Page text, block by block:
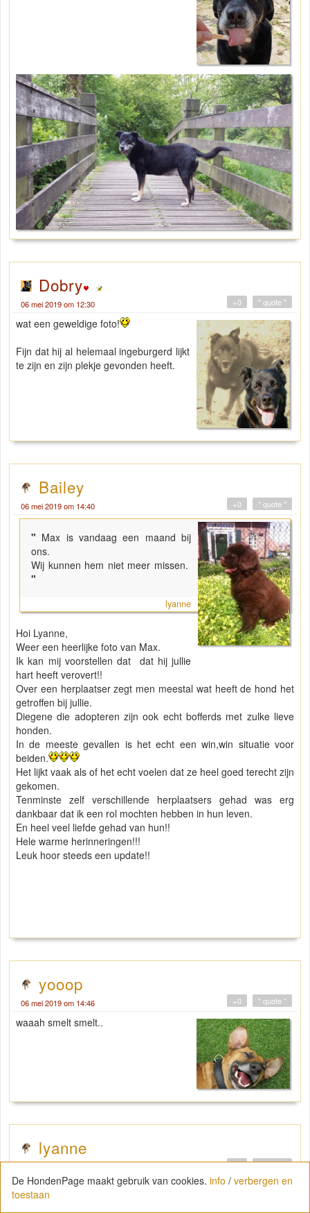
Dobry
06 mei 2019 om 12:30 " quote "
+0
wat een geweldige foto!
Fijn dat hij al helemaal ingeburgerd lijkt
te zijn en zijn plekje gevonden heeft.
Bailey
06 mei 2019 om 14:40 " quote "
+0
" Max is vandaag een maand bij
ons.
Wij kunnen hem niet meer missen.
"
lyanne
Hoi Lyanne,
Weer een heerlijke foto van Max.
Ik kan mij voorstellen dat dat hij jullie
hart heeft verovert!!
Over een herplaatser zegt men meestal wat heeft de hond het
getroffen bij jullie.
Diegene die adopteren zijn ook echt bofferds met zulke lieve
honden.
In de meeste gevallen is het echt een win,win situatie voor
beiden.
Het lijkt vaak als of het echt voelen dat ze heel goed terecht zijn
gekomen.
Tenminste zelf verschillende herplaatsers gehad was erg
dankbaar dat ik een rol mochten hebben in hun leven.
En heel veel liefde gehad van hun!!
Hele warme herinneringen!!!
Leuk hoor steeds een update!!
yooop
06 mei 2019 om 14:46 " quote "
+0
waaah smelt smelt..
lyanne
" quote "
+0
Het is alweer een lange tijd dat ik wat
over max heb verteld. Maar wij hebben
De HondenPage maakt gebruik van cookies. info / verbergen en
toestaan